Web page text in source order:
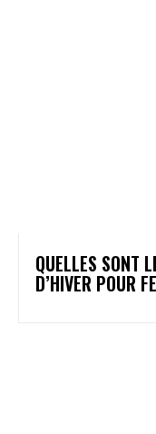
QUELLES SONT
D’HIVER POUR